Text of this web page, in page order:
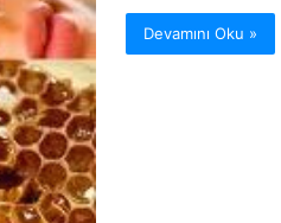
Devamını Oku »